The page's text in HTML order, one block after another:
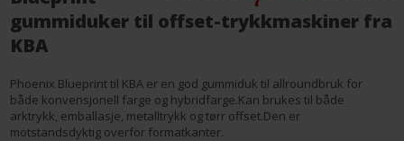
gummiduker til offset-trykkmaskiner fra
KBA
Phoenix Blueprint til KBA er en god gummiduk til allroundbruk for
både konvensjonell farge og hybridfarge.Kan brukes til både
arktrykk, emballasje, metalltrykk og tørr offset.Den er
motstandsdyktig overfor formatkanter.